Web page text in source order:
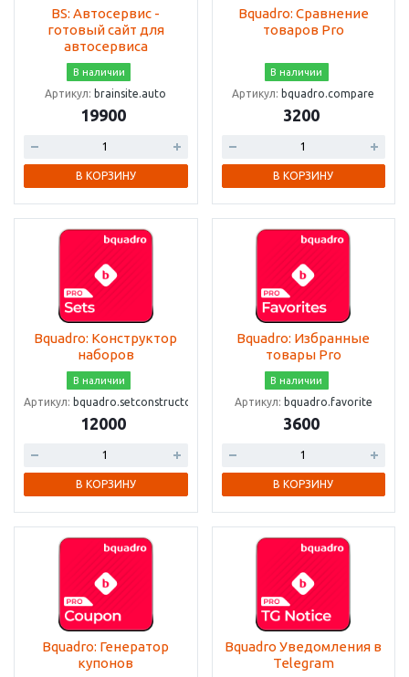
BS: Автосервис -
готовый сайт для
автосервиса
В наличии
Артикул: brainsite.auto
19900
В КОРЗИНУ
Bquadro: Сравнение
товаров Pro
В наличии
Артикул: bquadro.compare
3200
В КОРЗИНУ
Bquadro: Конструктор
наборов
В наличии
Артикул: bquadro.setconstructor
12000
В КОРЗИНУ
Bquadro: Избранные
товары Pro
В наличии
Артикул: bquadro.favorite
3600
В КОРЗИНУ
Bquadro: Генератор
купонов
Bquadro Уведомления в
Telegram